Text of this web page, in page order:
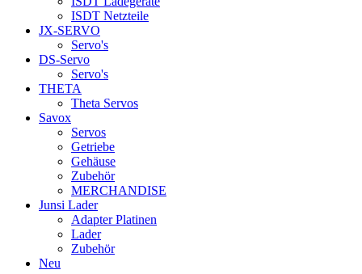
ISDT Netzteile
JX-SERVO
Servo's
DS-Servo
Servo's
THETA
Theta Servos
Savox
Servos
Getriebe
Gehäuse
Zubehör
MERCHANDISE
Junsi Lader
Adapter Platinen
Lader
Zubehör
Neu